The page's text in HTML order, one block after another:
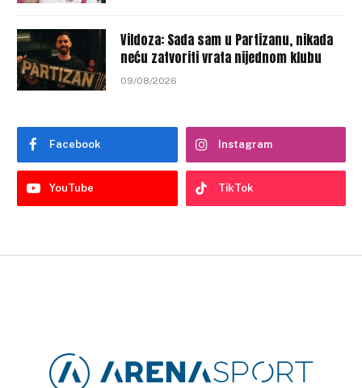
Vildoza: Sada sam u Partizanu, nikada
neću zatvoriti vrata nijednom klubu
09/08/2026
Facebook Instagram
YouTube TikTok